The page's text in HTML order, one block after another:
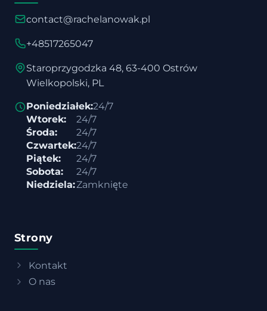
contact@rachelanowak.pl
+48517265047
Staroprzygodzka 48, 63-400 Ostrów
Wielkopolski, PL
Poniedziałek:24/7
Wtorek:
24/7
Środa:
24/7
Czwartek:24/7
Piątek:
24/7
Sobota:
24/7
Niedziela:Zamknięte
Strony
Kontakt
O nas